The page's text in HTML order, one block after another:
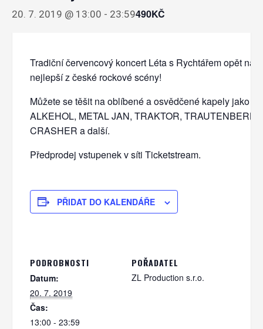
20. 7. 2019 @ 13:00 - 23:59490KČ
Tradiční červencový koncert Léta s Rychtářem opět
nejlepší z české rockové scény!
Můžete se těšit na oblíbené a osvědčené kapely jako
ALKEHOL, METAL JAN, TRAKTOR, TRAUTENBERK,
CRASHER a další.
Předprodej vstupenek v síti Ticketstream.
PŘIDAT DO KALENDÁŘE
PODROBNOSTI
Datum:
20. 7. 2019
Čas:
13:00 - 23:59
POŘADATEL
ZL Production s.r.o.